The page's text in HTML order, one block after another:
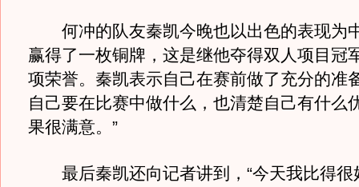
何冲的队友秦凯今晚也以出色的表现为
赢得了一枚铜牌，这是继他夺得双人项目冠
项荣誉。秦凯表示自己在赛前做了充分的准
自己要在比赛中做什么，也清楚自己有什么
果很满意。”
最后秦凯还向记者讲到，“今天我比得很